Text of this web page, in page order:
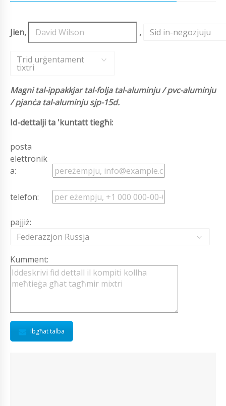
Jien, , Sid in-negozjuju
,
Trid urġentament
tixtri
Magni tal-ippakkjar tal-folja tal-aluminju / pvc-aluminju
/ pjanċa tal-aluminju sjp-15d.
Id-dettalji ta 'kuntatt tiegħi:
posta
elettronik
a:
telefon:
pajjiż:
Federazzjon Russja
Kumment:
Ibgħat talba